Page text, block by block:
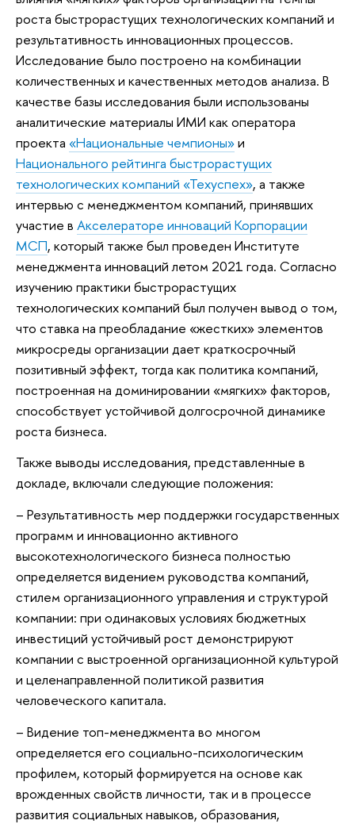
роста быстрорастущих технологических компаний и
результативность инновационных процессов.
Исследование было построено на комбинации
количественных и качественных методов анализа. В
качестве базы исследования были использованы
аналитические материалы ИМИ как оператора
проекта «Национальные чемпионы»и
Национального рейтинга быстрорастущих
технологических компаний «Техуспех», а также
интервью с менеджментом компаний, принявших
участие в Акселераторе инноваций Корпорации
МСП, который также был проведен Институте
менеджмента инноваций летом 2021 года. Согласно
изучению практики быстрорастущих
технологических компаний был получен вывод о том,
что ставка на преобладание «жестких» элементов
микросреды организации дает краткосрочный
позитивный эффект, тогда как политика компаний,
построенная на доминировании «мягких» факторов,
способствует устойчивой долгосрочной динамике
роста бизнеса.
Также выводы исследования, представленные в
докладе, включали следующие положения:
– Результативность мер поддержки государственных
программ и инновационно активного
высокотехнологического бизнеса полностью
определяется видением руководства компаний,
стилем организационного управления и структурой
компании: при одинаковых условиях бюджетных
инвестиций устойчивый рост демонстрируют
компании с выстроенной организационной культурой
и целенаправленной политикой развития
человеческого капитала.
– Видение топ-менеджмента во многом
определяется его социально-психологическим
профилем, который формируется на основе как
врожденных свойств личности, так и в процессе
развития социальных навыков, образования,